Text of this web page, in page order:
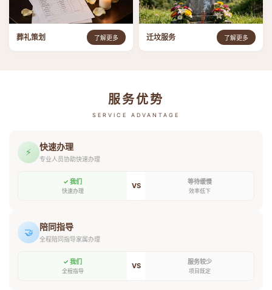
葬礼策划 了解更多 迁坟服务 了解更多
服务优势
SERVICE ADVANTAGE
⚡ 快速办理
专业人员协助快速办理
✓ 我们
快速办理
VS 等待缓慢
效率低下
🤝 陪同指导
全程陪同指导家属办理
✓ 我们
全程指导
VS 服务较少
项目既定